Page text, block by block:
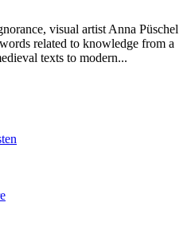
visual artist Anna Püschel
related to knowledge from a
texts to modern...